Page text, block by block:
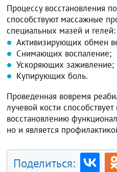
Процессу восстановления
способствуют массажные
специальных мазей и гелей:
Активизирующих обмен
Снимающих воспаление;
Ускоряющих заживление;
Купирующих боль.
Проведенная вовремя
лучевой кости
восстановлению
но и является
Поделиться: